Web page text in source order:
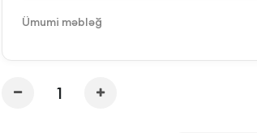
Ümumi məbləğ